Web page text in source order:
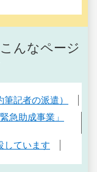
んなページ
記者の派遣）
急助成事業」
しています